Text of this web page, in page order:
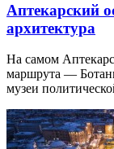
Аптекарский
архитектура
На самом
маршрута —
музеи